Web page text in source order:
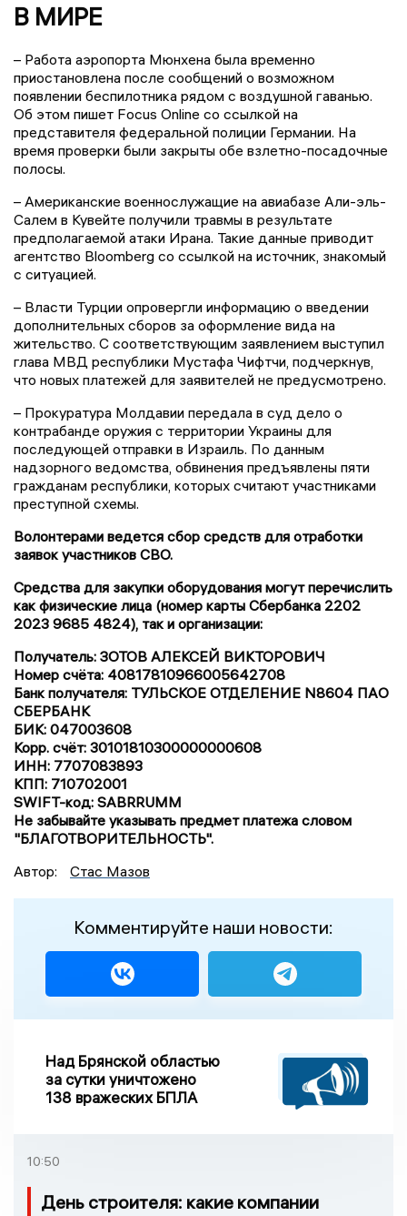
В МИРЕ
– Работа аэропорта Мюнхена была временно
приостановлена после сообщений о возможном
появлении беспилотника рядом с воздушной гаванью.
Об этом пишет Focus Online со ссылкой на
представителя федеральной полиции Германии. На
время проверки были закрыты обе взлетно-посадочные
полосы.
– Американские военнослужащие на авиабазе Али-эль-
Салем в Кувейте получили травмы в результате
предполагаемой атаки Ирана. Такие данные приводит
агентство Bloomberg со ссылкой на источник, знакомый
с ситуацией.
– Власти Турции опровергли информацию о введении
дополнительных сборов за оформление вида на
жительство. С соответствующим заявлением выступил
глава МВД республики Мустафа Чифтчи, подчеркнув,
что новых платежей для заявителей не предусмотрено.
– Прокуратура Молдавии передала в суд дело о
контрабанде оружия с территории Украины для
последующей отправки в Израиль. По данным
надзорного ведомства, обвинения предъявлены пяти
гражданам республики, которых считают участниками
преступной схемы.
Волонтерами ведется сбор средств для отработки
заявок участников СВО.
Средства для закупки оборудования могут перечислить
как физические лица (номер карты Сбербанка 2202
2023 9685 4824), так и организации:
Получатель: ЗОТОВ АЛЕКСЕЙ ВИКТОРОВИЧ
Номер счёта: 40817810966005642708
Банк получателя: ТУЛЬСКОЕ ОТДЕЛЕНИЕ N8604 ПАО
СБЕРБАНК
БИК: 047003608
Корр. счёт: 30101810300000000608
ИНН: 7707083893
КПП: 710702001
SWIFT-код: SABRRUMM
Не забывайте указывать предмет платежа словом
"БЛАГОТВОРИТЕЛЬНОСТЬ".
Автор:
Стас Мазов
Комментируйте наши новости:
Над Брянской областью
за сутки уничтожено
138 вражеских БПЛА
10:50
День строителя: какие компании